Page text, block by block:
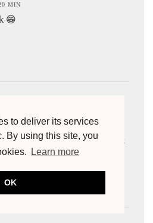
to deliver its services
By using this site, you
Learn more
OK
MIN
😁
ce look ! C'est cool de te
plus simples tout en étant